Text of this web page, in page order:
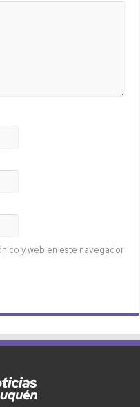
y web en este navegador